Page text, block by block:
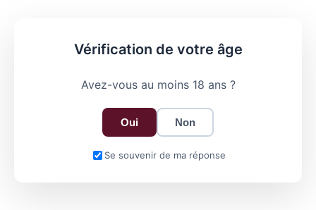
Vérification de votre âge
Avez-vous au moins 18 ans ?
Oui Non
Se souvenir de ma réponse